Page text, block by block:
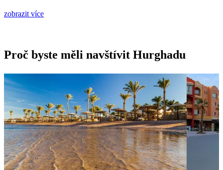
zobrazit více
Proč byste měli navštívit Hurghadu